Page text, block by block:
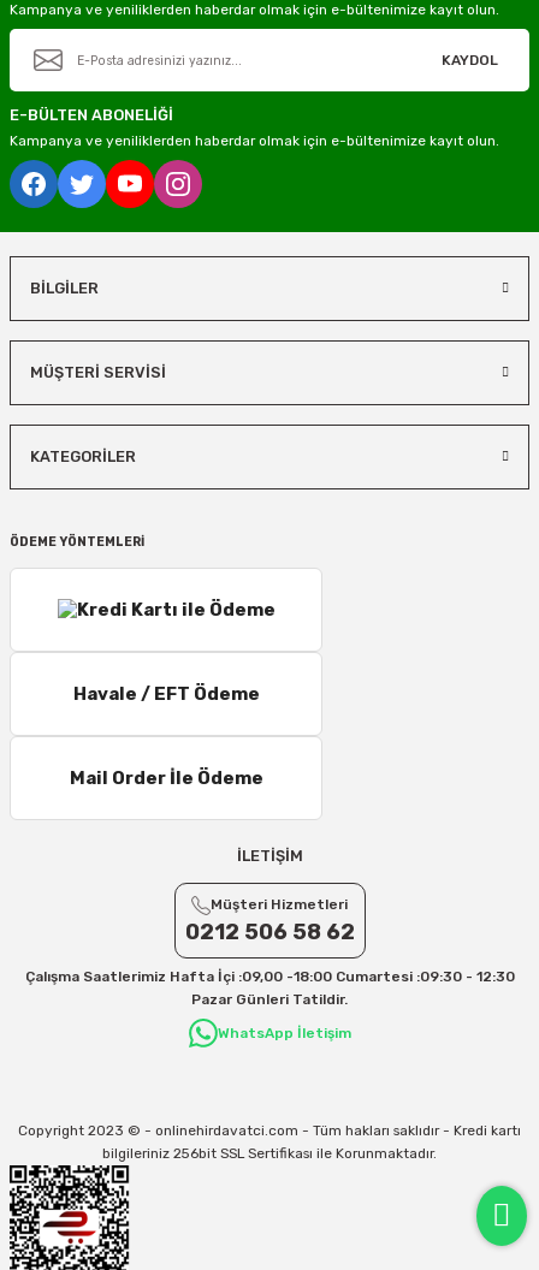
Kampanya ve yeniliklerden haberdar olmak için e-bültenimize kayıt olun.
KAYDOL
E-BÜLTEN ABONELİĞİ
Kampanya ve yeniliklerden haberdar olmak için e-bültenimize kayıt olun.
BİLGİLER
MÜŞTERİ SERVİSİ
KATEGORİLER
ÖDEME YÖNTEMLERİ
Havale / EFT Ödeme
Mail Order İle Ödeme
İLETİŞİM
Müşteri Hizmetleri
0212 506 58 62
Çalışma Saatlerimiz Hafta İçi :09,00 -18:00 Cumartesi :09:30 - 12:30
Pazar Günleri Tatildir.
WhatsApp İletişim
Copyright 2023 © - onlinehirdavatci.com - Tüm hakları saklıdır - Kredi kartı
bilgileriniz 256bit SSL Sertifikası ile Korunmaktadır.